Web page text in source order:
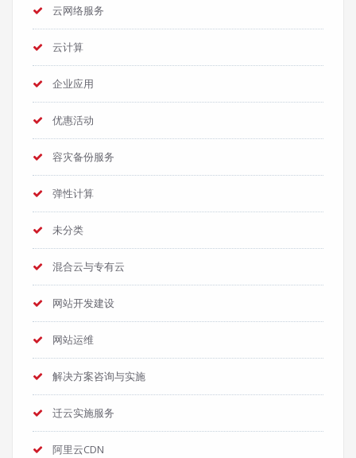
云网络服务
云计算
企业应用
优惠活动
容灾备份服务
弹性计算
未分类
混合云与专有云
网站开发建设
网站运维
解决方案咨询与实施
迁云实施服务
阿里云CDN